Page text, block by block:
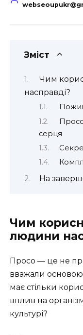
Зміст
Чим
насправді?
серця
На
Чим
людини
Просо — це не
вважали основою
має стільки
вплив на
культурі?